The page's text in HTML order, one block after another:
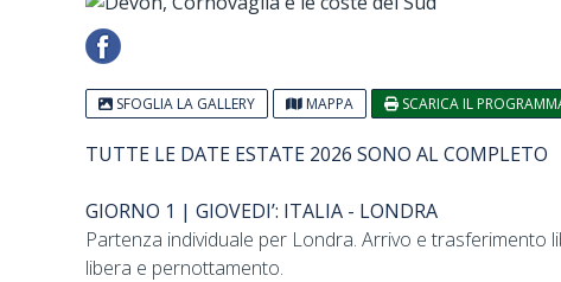
SFOGLIA LA GALLERY MAPPA SCARICA IL
TUTTE LE DATE ESTATE 2026 SONO AL COMPLETO
GIORNO 1 | GIOVEDI’: ITALIA - LONDRA
Partenza individuale per Londra. Arrivo e trasferimento
libera e pernottamento.